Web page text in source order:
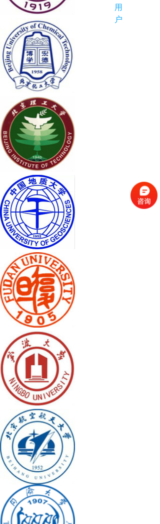
用
户